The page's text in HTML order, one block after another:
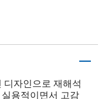
자인으로 재해석
용적이면서 고감